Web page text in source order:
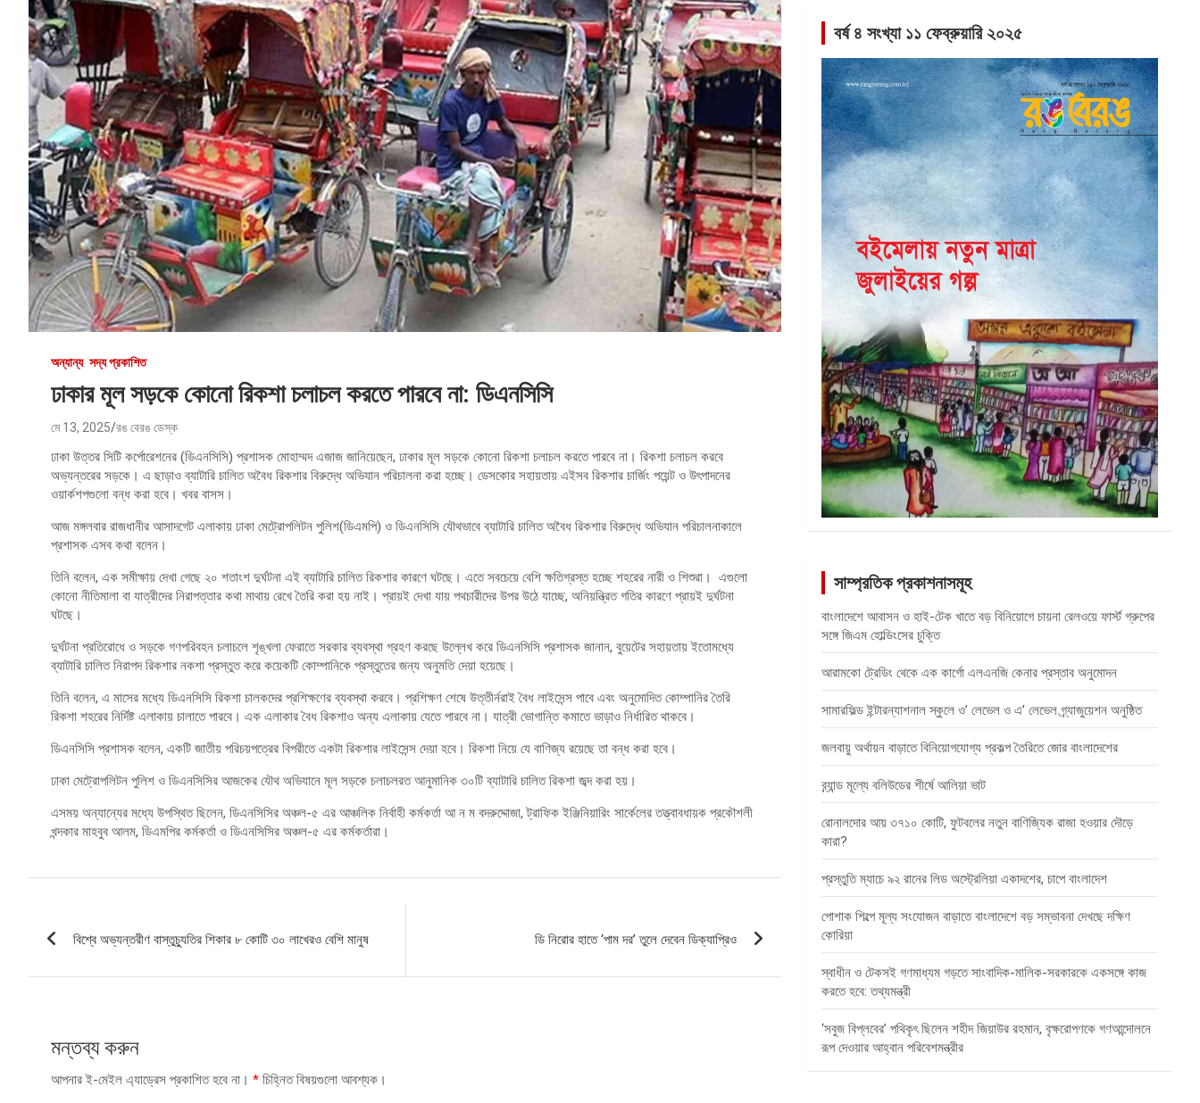
অন্যান্য সদ্য প্রকাশিত
ঢাকার মূল সড়কে কোনো রিকশা চলাচল করতে পারবে না: ডিএনসিসি
মে 13, 2025 রঙ বেরঙ ডেস্ক
ঢাকা উত্তর সিটি কর্পোরেশনের (ডিএনসিসি) প্রশাসক মোহাম্মদ এজাজ জানিয়েছেন, ঢাকার মূল সড়কে কোনো রিকশা চলাচল করতে পারবে না। রিকশা চলাচল করবে
অভ্যন্তরের সড়কে। এ ছাড়াও ব্যাটারি চালিত অবৈধ রিকশার বিরুদ্ধে অভিযান পরিচালনা করা হচ্ছে। ডেসকোর সহায়তায় এইসব রিকশার চার্জিং পয়েন্ট ও উৎপাদনের
ওয়ার্কশপগুলো বন্ধ করা হবে। খবর বাসস।
আজ মঙ্গলবার রাজধানীর আসাদগেট এলাকায় ঢাকা মেট্রোপলিটন পুলিশ(ডিএমপি) ও ডিএনসিসি যৌথভাবে ব্যাটারি চালিত অবৈধ রিকশার বিরুদ্ধে অভিযান পরিচালনাকালে
প্রশাসক এসব কথা বলেন।
তিনি বলেন, এক সমীক্ষায় দেখা গেছে ২০ শতাংশ দুর্ঘটনা এই ব্যাটারি চালিত রিকশার কারণে ঘটছে। এতে সবচেয়ে বেশি ক্ষতিগ্রস্ত হচ্ছে শহরের নারী ও শিশুরা। এগুলো
কোনো নীতিমালা বা যাত্রীদের নিরাপত্তার কথা মাথায় রেখে তৈরি করা হয় নাই। প্রায়ই দেখা যায় পথচারীদের উপর উঠে যাচ্ছে, অনিয়ন্ত্রিত গতির কারণে প্রায়ই দুর্ঘটনা
ঘটছে।
দুর্ঘটনা প্রতিরোধে ও সড়কে গণপরিবহন চলাচলে শৃঙ্খলা ফেরাতে সরকার ব্যবস্থা গ্রহণ করছে উল্লেখ করে ডিএনসিসি প্রশাসক জানান, বুয়েটের সহায়তায় ইতোমধ্যে
ব্যাটারি চালিত নিরাপদ রিকশার নকশা প্রস্তুত করে কয়েকটি কোম্পানিকে প্রস্তুতের জন্য অনুমতি দেয়া হয়েছে।
তিনি বলেন, এ মাসের মধ্যে ডিএনসিসি রিকশা চালকদের প্রশিক্ষণের ব্যবস্থা করবে। প্রশিক্ষণ শেষে উত্তীর্নরাই বৈধ লাইসেন্স পাবে এবং অনুমোদিত কোম্পানির তৈরি
রিকশা শহরের নির্দিষ্ট এলাকায় চালাতে পারবে। এক এলাকার বৈধ রিকশাও অন্য এলাকায় যেতে পারবে না। যাত্রী ভোগান্তি কমাতে ভাড়াও নির্ধারিত থাকবে।
ডিএনসিসি প্রশাসক বলেন, একটি জাতীয় পরিচয়পত্রের বিপরীতে একটা রিকশার লাইসেন্স দেয়া হবে। রিকশা নিয়ে যে বাণিজ্য রয়েছে তা বন্ধ করা হবে।
ঢাকা মেট্রোপলিটন পুলিশ ও ডিএনসিসির আজকের যৌথ অভিযানে মূল সড়কে চলাচলরত আনুমানিক ৩০টি ব্যাটারি চালিত রিকশা জব্দ করা হয়।
এসময় অন্যান্যের মধ্যে উপস্থিত ছিলেন, ডিএনসিসির অঞ্চল-৫ এর আঞ্চলিক নির্বাহী কর্মকর্তা আ ন ম বদরুদ্দোজা, ট্রাফিক ইঞ্জিনিয়ারিং সার্কেলের তত্ত্বাবধায়ক প্রকৌশলী
খন্দকার মাহবুব আলম, ডিএমপির কর্মকর্তা ও ডিএনসিসির অঞ্চল-৫ এর কর্মকর্তারা।
ন্যাভিগেশন
বিশ্বে অভ্যন্তরীণ বাস্তুচ্যুতির শিকার ৮ কোটি ৩০ লাখেরও বেশি মানুষ ডি নিরোর হাতে ‘পাম দর’ তুলে দেবেন ডিক্যাপ্রিও
মন্তব্য করুন
আপনার ই-মেইল এ্যাড্রেস প্রকাশিত হবে না। * চিহ্নিত বিষয়গুলো আবশ্যক।
বর্ষ ৪ সংখ্যা ১১ ফেব্রুয়ারি ২০২৫
সাম্প্রতিক প্রকাশনাসমূহ
বাংলাদেশে আবাসন ও হাই-টেক খাতে বড় বিনিয়োগে চায়না রেলওয়ে ফার্স্ট গ্রুপের
সঙ্গে জিএম হোল্ডিংসের চুক্তি
আরামকো ট্রেডিং থেকে এক কার্গো এলএনজি কেনার প্রস্তাব অনুমোদন
সামারফিল্ড ইন্টারন্যাশনাল স্কুলে ও’ লেভেল ও এ’ লেভেল গ্র্যাজুয়েশন অনুষ্ঠিত
জলবায়ু অর্থায়ন বাড়াতে বিনিয়োগযোগ্য প্রকল্প তৈরিতে জোর বাংলাদেশের
ব্র্যান্ড মূল্যে বলিউডের শীর্ষে আলিয়া ভাট
রোনালদোর আয় ৩৭১০ কোটি, ফুটবলের নতুন বাণিজ্যিক রাজা হওয়ার দৌড়ে
কারা?
প্রস্তুতি ম্যাচে ৯২ রানের লিড অস্ট্রেলিয়া একাদশের, চাপে বাংলাদেশ
পোশাক শিল্পে মূল্য সংযোজন বাড়াতে বাংলাদেশে বড় সম্ভাবনা দেখছে দক্ষিণ
কোরিয়া
স্বাধীন ও টেকসই গণমাধ্যম গড়তে সাংবাদিক-মালিক-সরকারকে একসঙ্গে কাজ
করতে হবে: তথ্যমন্ত্রী
‘সবুজ বিপ্লবের’ পথিকৃৎ ছিলেন শহীদ জিয়াউর রহমান, বৃক্ষরোপণকে গণআন্দোলনে
রূপ দেওয়ার আহ্বান পরিবেশমন্ত্রীর